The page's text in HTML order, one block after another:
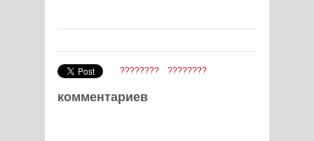
???????? ????????
комментариев